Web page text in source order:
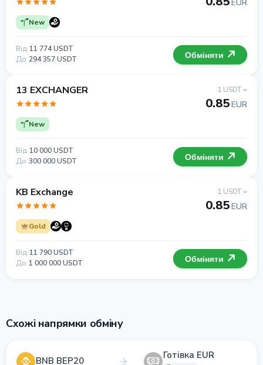
New
EUR
Від 11 774 USDT
До 294 357 USDT Обміняти
13 EXCHANGER
New
1 USDT =
0.85EUR
Від 10 000 USDT
До 300 000 USDT Обміняти
KB Exchange
Gold
1 USDT =
0.85EUR
Від 11 790 USDT
До 1 000 000 USDT Обміняти
Схожі напрямки обміну
BNB BEP20 Готівка EUR